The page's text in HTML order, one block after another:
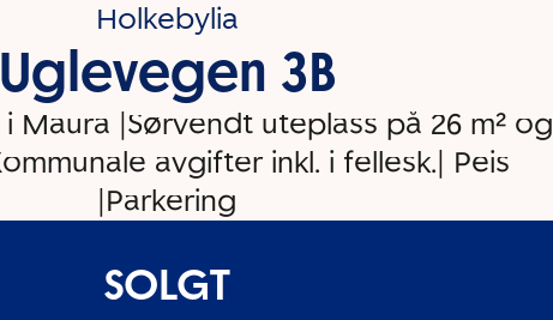
Holkebylia
Uglevegen 3B
Maura |Sørvendt uteplass på 26 m² og
avgifter inkl. i fellesk.| Peis
|Parkering
SOLGT